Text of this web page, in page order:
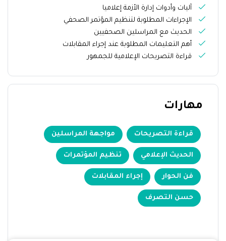
آليات وأدوات إدارة الأزمة إعلاميا
الإجراءات المطلوبة لتنظيم المؤتمر الصحفي
الحديث مع المراسلين الصحفيين
أهم التعليمات المطلوبة عند إجراء المقابلات
قراءة التصريحات الإعلامية للجمهور
مهارات
قراءة التصريحات مواجهة المراسلين
الحديث الإعلامي تنظيم المؤتمرات
فن الحوار إجراء المقابلات
حسن التصرف